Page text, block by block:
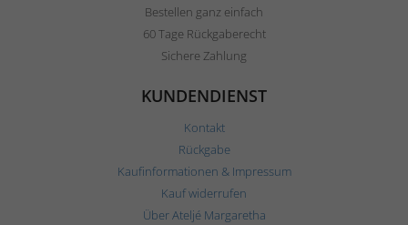
Bestellen ganz einfach
60 Tage Rückgaberecht
Sichere Zahlung
KUNDENDIENST
Kontakt
Rückgabe
Kaufinformationen & Impressum
Kauf widerrufen
Über Ateljé Margaretha